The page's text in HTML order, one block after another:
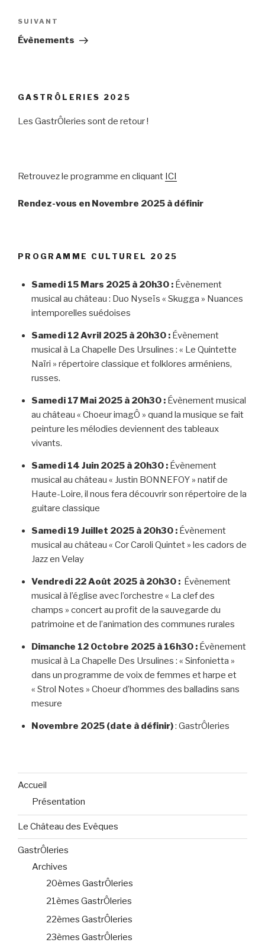
de
l’article
Article
suivant
SUIVANT
Évènements
GASTRÔLERIES 2025
Les GastrÔleries sont de retour !
Retrouvez le programme en cliquant ICI
Rendez-vous en Novembre 2025 à définir
PROGRAMME CULTUREL 2025
Samedi 15 Mars 2025 à 20h30 :Évènement
musical au château : Duo Nyseïs « Skugga » Nuances
intemporelles suédoises
Samedi 12 Avril 2025 à 20h30 :Évènement
musical à La Chapelle Des Ursulines : « Le Quintette
Naïri » répertoire classique et folklores arméniens,
russes.
Samedi 17 Mai 2025 à 20h30 : Évènement musical
au château « Choeur imagÔ » quand la musique se fait
peinture les mélodies deviennent des tableaux
vivants.
Samedi 14 Juin 2025 à 20h30 : Évènement
musical au château « Justin BONNEFOY » natif de
Haute-Loire, il nous fera découvrir son répertoire de la
guitare classique
Samedi 19 Juillet 2025 à 20h30 :Évènement
musical au château « Cor Caroli Quintet » les cadors de
Jazz en Velay
Vendredi 22 Août 2025 à 20h30 :Évènement
musical à l’église avec l’orchestre « La clef des
champs » concert au profit de la sauvegarde du
patrimoine et de l’animation des communes rurales
Dimanche 12 Octobre 2025 à 16h30 :Évènement
musical à La Chapelle Des Ursulines : « Sinfonietta »
dans un programme de voix de femmes et harpe et
« Strol Notes » Choeur d’hommes des balladins sans
mesure
Novembre 2025 (date à définir): GastrÔleries
Accueil
Présentation
Le Château des Evêques
GastrÔleries
Archives
20èmes GastrÔleries
21èmes GastrÔleries
22èmes GastrÔleries
23èmes GastrÔleries